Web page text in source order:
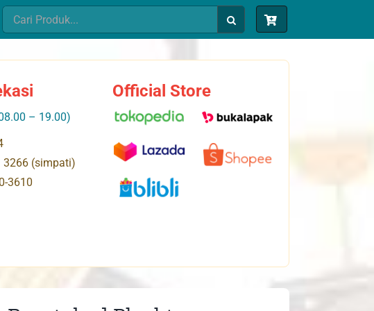
Search
for:
– 19.00)
(simpati)
3610
Official Store